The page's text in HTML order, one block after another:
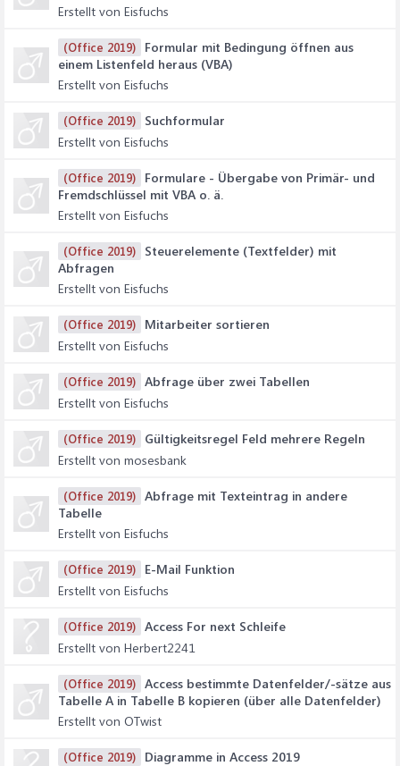
Erstellt von Eisfuchs
(Office 2019)
Formular mit Bedingung öffnen aus
einem Listenfeld heraus (VBA)
Erstellt von Eisfuchs
(Office 2019)
Suchformular
Erstellt von Eisfuchs
(Office 2019)
Formulare - Übergabe von Primär- und
Fremdschlüssel mit VBA o. ä.
Erstellt von Eisfuchs
(Office 2019)
Steuerelemente (Textfelder) mit
Abfragen
Erstellt von Eisfuchs
(Office 2019)
Mitarbeiter sortieren
Erstellt von Eisfuchs
(Office 2019) Abfrage über zwei Tabellen
Erstellt von Eisfuchs
(Office 2019)
Gültigkeitsregel Feld mehrere Regeln
Erstellt von mosesbank
(Office 2019) Abfrage mit Texteintrag in andere
Tabelle
Erstellt von Eisfuchs
(Office 2019)
E-Mail Funktion
Erstellt von Eisfuchs
(Office 2019) Access For next Schleife
Erstellt von Herbert2241
(Office 2019) Access bestimmte Datenfelder/-sätze aus
Tabelle A in Tabelle B kopieren (über alle Datenfelder)
Erstellt von OTwist
(Office 2019)
Diagramme in Access 2019